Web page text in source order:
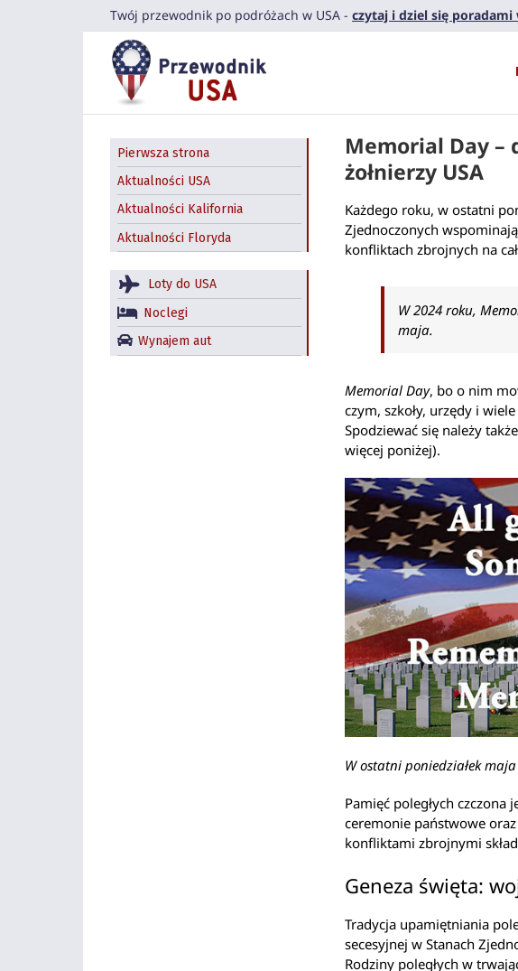
Twój przewodnik po podróżach w USA - czytaj i dziel się poradami
Memorial Day –
żołnierzy USA
Każdego roku, w ostatni
Zjednoczonych
konfliktach zbrojnych na
W 2024 roku,
maja.
Memorial Day, bo o nim
czym, szkoły, urzędy i
Spodziewać się należy
więcej poniżej).
W ostatni poniedziałek
Pamięć poległych czczona
ceremonie państwowe
konfliktami zbrojnymi
Geneza święta:
Tradycja upamiętniania
secesyjnej w Stanach
Rodziny poległych w
Pierwsza strona
Aktualności USA
Aktualności Kalifornia
Aktualności Floryda
Loty do USA
Noclegi
Wynajem aut